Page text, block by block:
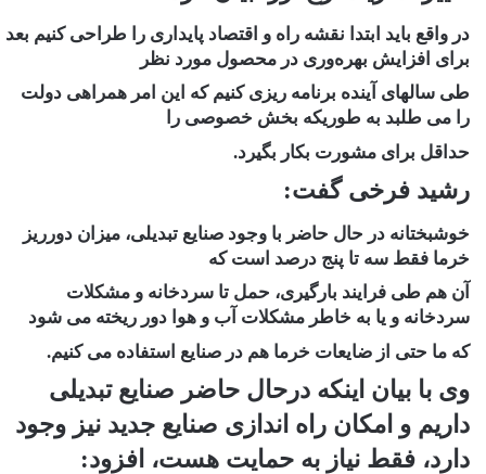
در واقع باید ابتدا نقشه راه و اقتصاد پایداری را طراحی کنیم بعد
برای افزایش بهره‌وری در محصول مورد نظر
طی سالهای آینده برنامه ریزی کنیم که این امر همراهی دولت
را می طلبد به طوریکه بخش خصوصی را
حداقل برای مشورت بکار بگیرد.
رشید فرخی گفت:
خوشبختانه در حال حاضر با وجود صنایع تبدیلی، میزان دورریز
خرما فقط سه تا پنج درصد است که
آن هم طی فرایند بارگیری، حمل تا سردخانه و مشکلات
سردخانه و یا به خاطر مشکلات آب و هوا دور ریخته می شود
که ما حتی از ضایعات خرما هم در صنایع استفاده می کنیم.
وی با بیان اینکه درحال حاضر صنایع تبدیلی
داریم و امکان راه اندازی صنایع جدید نیز وجود
دارد، فقط نیاز به حمایت هست، افزود: